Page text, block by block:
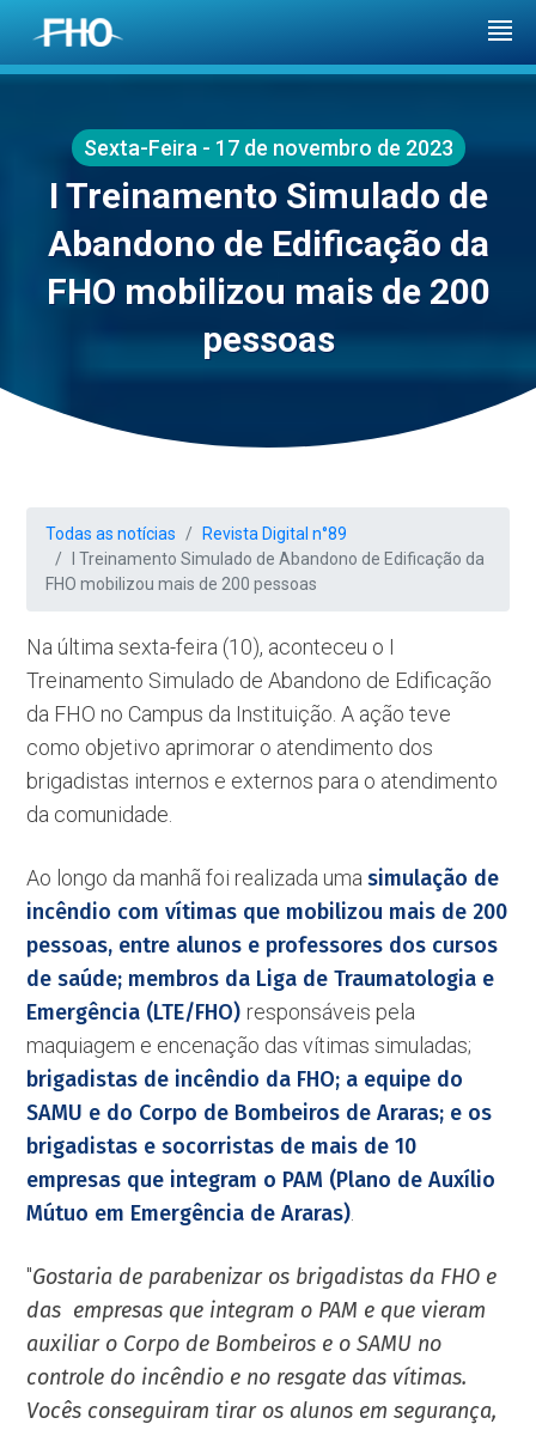
Sexta-Feira - 17 de novembro de 2023
I Treinamento Simulado de
Abandono de Edificação da
FHO mobilizou mais de 200
pessoas
Todas as notícias
Revista Digital n°89
I Treinamento Simulado de Abandono de Edificação da
FHO mobilizou mais de 200 pessoas
Na última sexta-feira (10), aconteceu o I
Treinamento Simulado de Abandono de Edificação
da FHO no Campus da Instituição. A ação teve
como objetivo aprimorar o atendimento dos
brigadistas internos e externos para o atendimento
da comunidade.
Ao longo da manhã foi realizada umasimulação de
incêndio com vítimas que mobilizou mais de 200
pessoas, entre alunos e professores dos cursos
de saúde; membros da Liga de Traumatologia e
Emergência (LTE/FHO) responsáveis pela
maquiagem e encenação das vítimas simuladas;
brigadistas de incêndio da FHO; a equipe do
SAMU e do Corpo de Bombeiros de Araras; e os
brigadistas e socorristas de mais de 10
empresas que integram o PAM (Plano de Auxílio
Mútuo em Emergência de Araras)
''Gostaria de parabenizar os brigadistas da FHO e
das empresas que integram o PAM e que vieram
auxiliar o Corpo de Bombeiros e o SAMU no
controle do incêndio e no resgate das vítimas.
Vocês conseguiram tirar os alunos em segurança,